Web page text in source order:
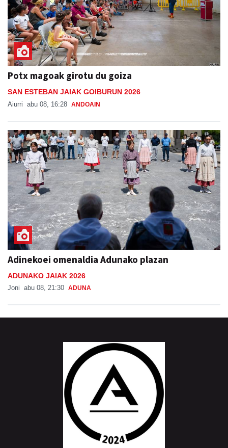
Potx magoak girotu du goiza
SAN ESTEBAN JAIAK GOIBURUN 2026
Aiurri abu 08, 16:28 ANDOAIN
Adinekoei omenaldia Adunako plazan
ADUNAKO JAIAK 2026
Joni abu 08, 21:30 ADUNA